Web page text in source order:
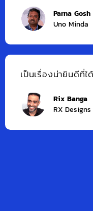
างธุรกิจประมาณ 300%